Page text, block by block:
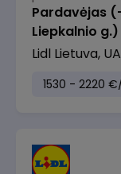
Pardavėjas
Liepkalnio
Lidl Lietuva,
1530 - 2220